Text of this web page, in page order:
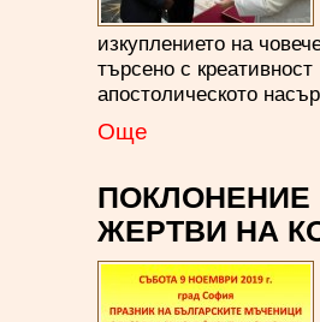
изкуплението на
търсено с
апостолическото
Oще
ПОКЛОНЕНИЕ
ЖЕРТВИ НА